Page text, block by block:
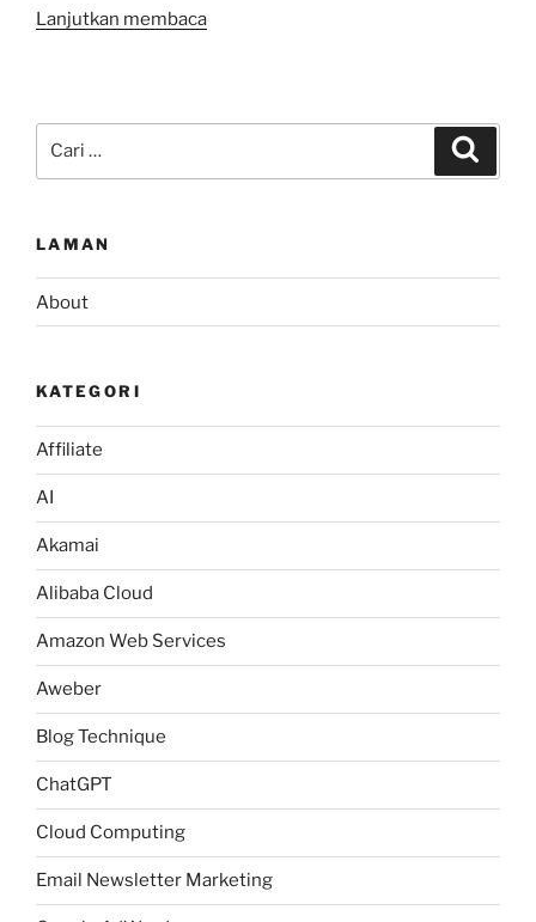
Lanjutkan membaca“Micro
untuk:
LAMAN
About
KATEGORI
Affiliate
AI
Akamai
Alibaba Cloud
Amazon Web Services
Aweber
Blog Technique
ChatGPT
Cloud Computing
Email Newsletter Marketing